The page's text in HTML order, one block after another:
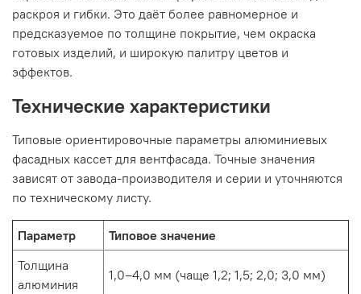
раскроя и гибки. Это даёт более равномерное и
предсказуемое по толщине покрытие, чем окраска
готовых изделий, и широкую палитру цветов и
эффектов.
Технические характеристики
Типовые ориентировочные параметры алюминиевых
фасадных кассет для вентфасада. Точные значения
зависят от завода-производителя и серии и уточняются
по техническому листу.
Параметр
Типовое значение
Толщина
алюминия
1,0–4,0 мм (чаще 1,2; 1,5; 2,0; 3,0 мм)